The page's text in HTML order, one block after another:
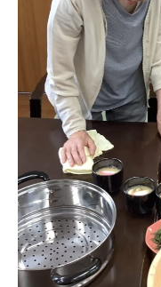
桂寿の郷
訪問看護ステーション
上桂の郷
ファミリエール吉祥院
教育（共に生きる仲
学校法人明星学園
国際医療専門学校
明星幼稚園
特定非営利活動法人フ
ーツクラブ